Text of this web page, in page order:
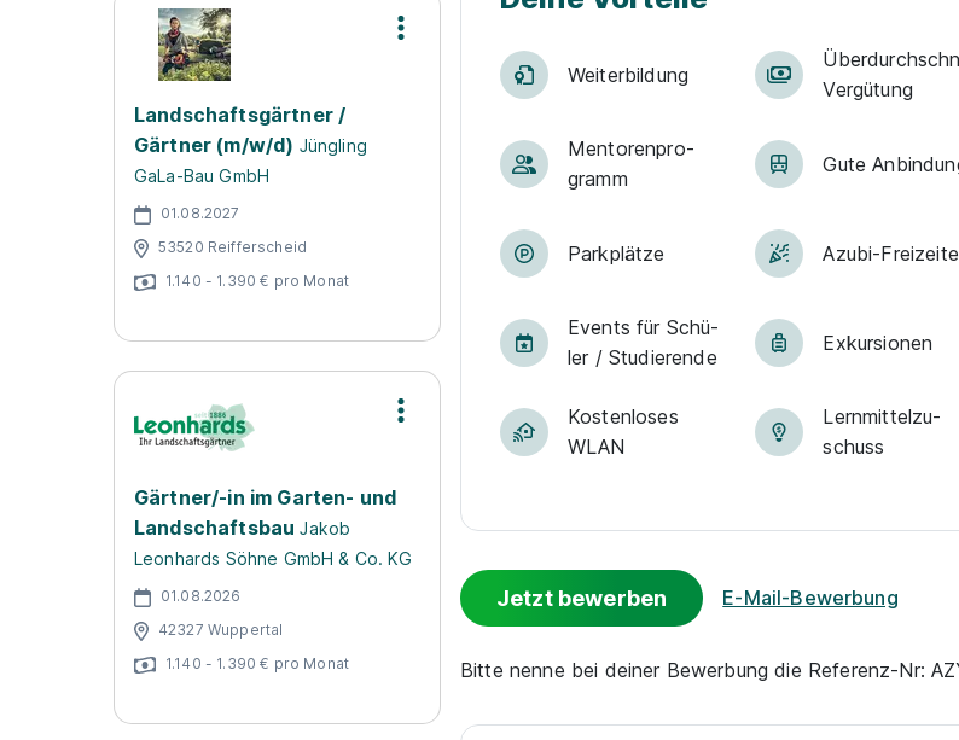
Landschaftsgärtner /
Gärtner (m/w/d) Jüngling
GaLa-Bau GmbH
01.08.2027
53520 Reifferscheid
1.140 - 1.390 € pro Monat
Gärtner/-in im Garten- und
LandschaftsbauJakob
Leonhards Söhne GmbH & Co. KG
01.08.2026
42327 Wuppertal
1.140 - 1.390 € pro Monat
Weiter­bildung
Ver­gü­tung
Men­to­ren­pro­
gramm
Gute
Park­plätze Azubi-
Events für Schü­
ler / Stu­die­ren­de
Exkur­sionen
Kostenloses
WLAN
Lern­mit­tel­zu­
schuss
Jetzt bewerben E-Mail-Bewerbung
Bitte nenne bei deiner Bewerbung die Referenz-Nr: